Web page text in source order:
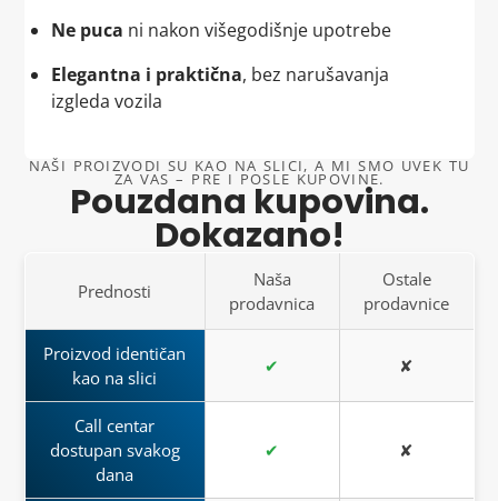
Ne puca ni nakon višegodišnje upotrebe
Elegantna i praktična, bez narušavanja
izgleda vozila
NAŠI PROIZVODI SU KAO NA SLICI, A MI SMO UVEK TU
ZA VAS – PRE I POSLE KUPOVINE.
Pouzdana kupovina.
Dokazano!
Prednosti
Naša
prodavnica
Ostale
prodavnice
Proizvod identičan
kao na slici
✔ ✘
Call centar
dostupan svakog
dana
✔ ✘